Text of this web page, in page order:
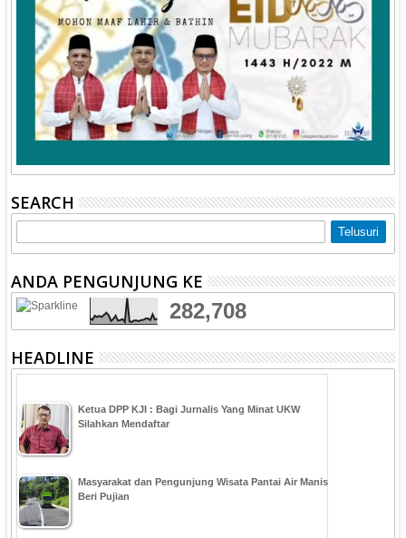
SEARCH
ANDA PENGUNJUNG KE
282,708
HEADLINE
Ketua DPP KJI : Bagi Jurnalis Yang Minat UKW
Silahkan Mendaftar
Masyarakat dan Pengunjung Wisata Pantai Air Manis
Beri Pujian